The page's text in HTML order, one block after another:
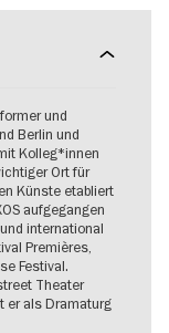
und
Berlin und
Kolleg*innen
Ort für
Künste etabliert
aufgegangen
international
Premières,
Festival.
Theater
er als Dramaturg